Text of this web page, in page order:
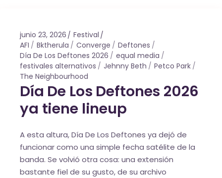
junio 23, 2026
Festival
AFI
Bktherula Converge
Deftones
Día De Los Deftones 2026
equal media
festivales alternativos
Jehnny Beth
Petco Park
The Neighbourhood
Día De Los Deftones 2026
ya tiene lineup
A esta altura, Día De Los Deftones ya dejó de
funcionar como una simple fecha satélite de la
banda. Se volvió otra cosa: una extensión
bastante fiel de su gusto, de su archivo